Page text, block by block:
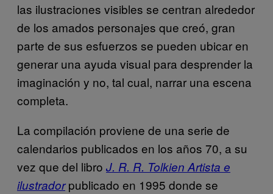
las ilustraciones visibles se centran alrededor
de los amados personajes que creó, gran
parte de sus esfuerzos se pueden ubicar en
generar una ayuda visual para desprender la
imaginación y no, tal cual, narrar una escena
completa.
La compilación proviene de una serie de
calendarios publicados en los años 70, a su
vez que del libro J. R. R. Tolkien Artista e
ilustradorpublicado en 1995 donde se